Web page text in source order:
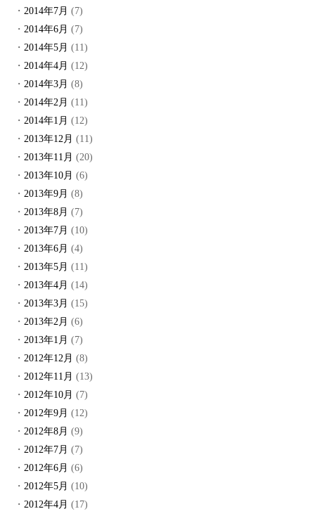
2014年7月 (7)
2014年6月 (7)
2014年5月 (11)
2014年4月 (12)
2014年3月 (8)
2014年2月 (11)
2014年1月 (12)
2013年12月 (11)
2013年11月 (20)
2013年10月 (6)
2013年9月 (8)
2013年8月 (7)
2013年7月 (10)
2013年6月 (4)
2013年5月 (11)
2013年4月 (14)
2013年3月 (15)
2013年2月 (6)
2013年1月 (7)
2012年12月 (8)
2012年11月 (13)
2012年10月 (7)
2012年9月 (12)
2012年8月 (9)
2012年7月 (7)
2012年6月 (6)
2012年5月 (10)
2012年4月 (17)